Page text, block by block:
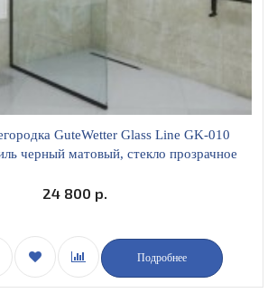
GuteWetter Glass Line GK-010
черный матовый, стекло прозрачное
24 800 р.
Подробнее